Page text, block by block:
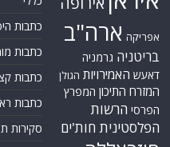
אפריקה ארה"ב
בריטניה גרמניה
דאעש האמירויות הגולן
המזרח התיכון המפרץ
הפרסי הרשות
הפלסטינית חות'ים
כתבות
כתבות
כתבות
כתבות
סקירות